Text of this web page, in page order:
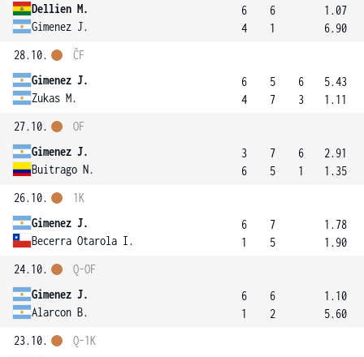
Dellien M.
Gimenez J.
6
4
6
1
1.07
6.90
28.10.
Gimenez J.
Zukas M.
ČF
6
4
5
7
6
3
5.43
1.11
27.10.
Gimenez J.
Buitrago N.
OF
3
6
7
5
6
1
2.91
1.35
26.10.
Gimenez J.
Becerra Otarola I.
1K
6
1
7
5
1.78
1.90
24.10.
Gimenez J.
Alarcon B.
Q-OF
6
1
6
2
1.10
5.60
23.10.
Q-1K